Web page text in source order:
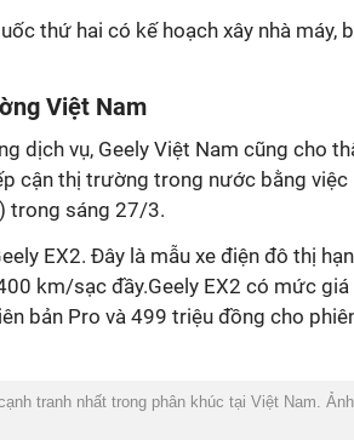
thứ hai có kế hoạch xây nhà máy,
Việt Nam
dịch vụ, Geely Việt Nam cũng cho
cận thị trường trong nước bằng việc
trong sáng 27/3.
EX2. Đây là mẫu xe điện đô thị
km/sạc đầy.Geely EX2 có mức giá
bản Pro và 499 triệu đồng cho
tranh nhất trong phân khúc tại Việt Nam.